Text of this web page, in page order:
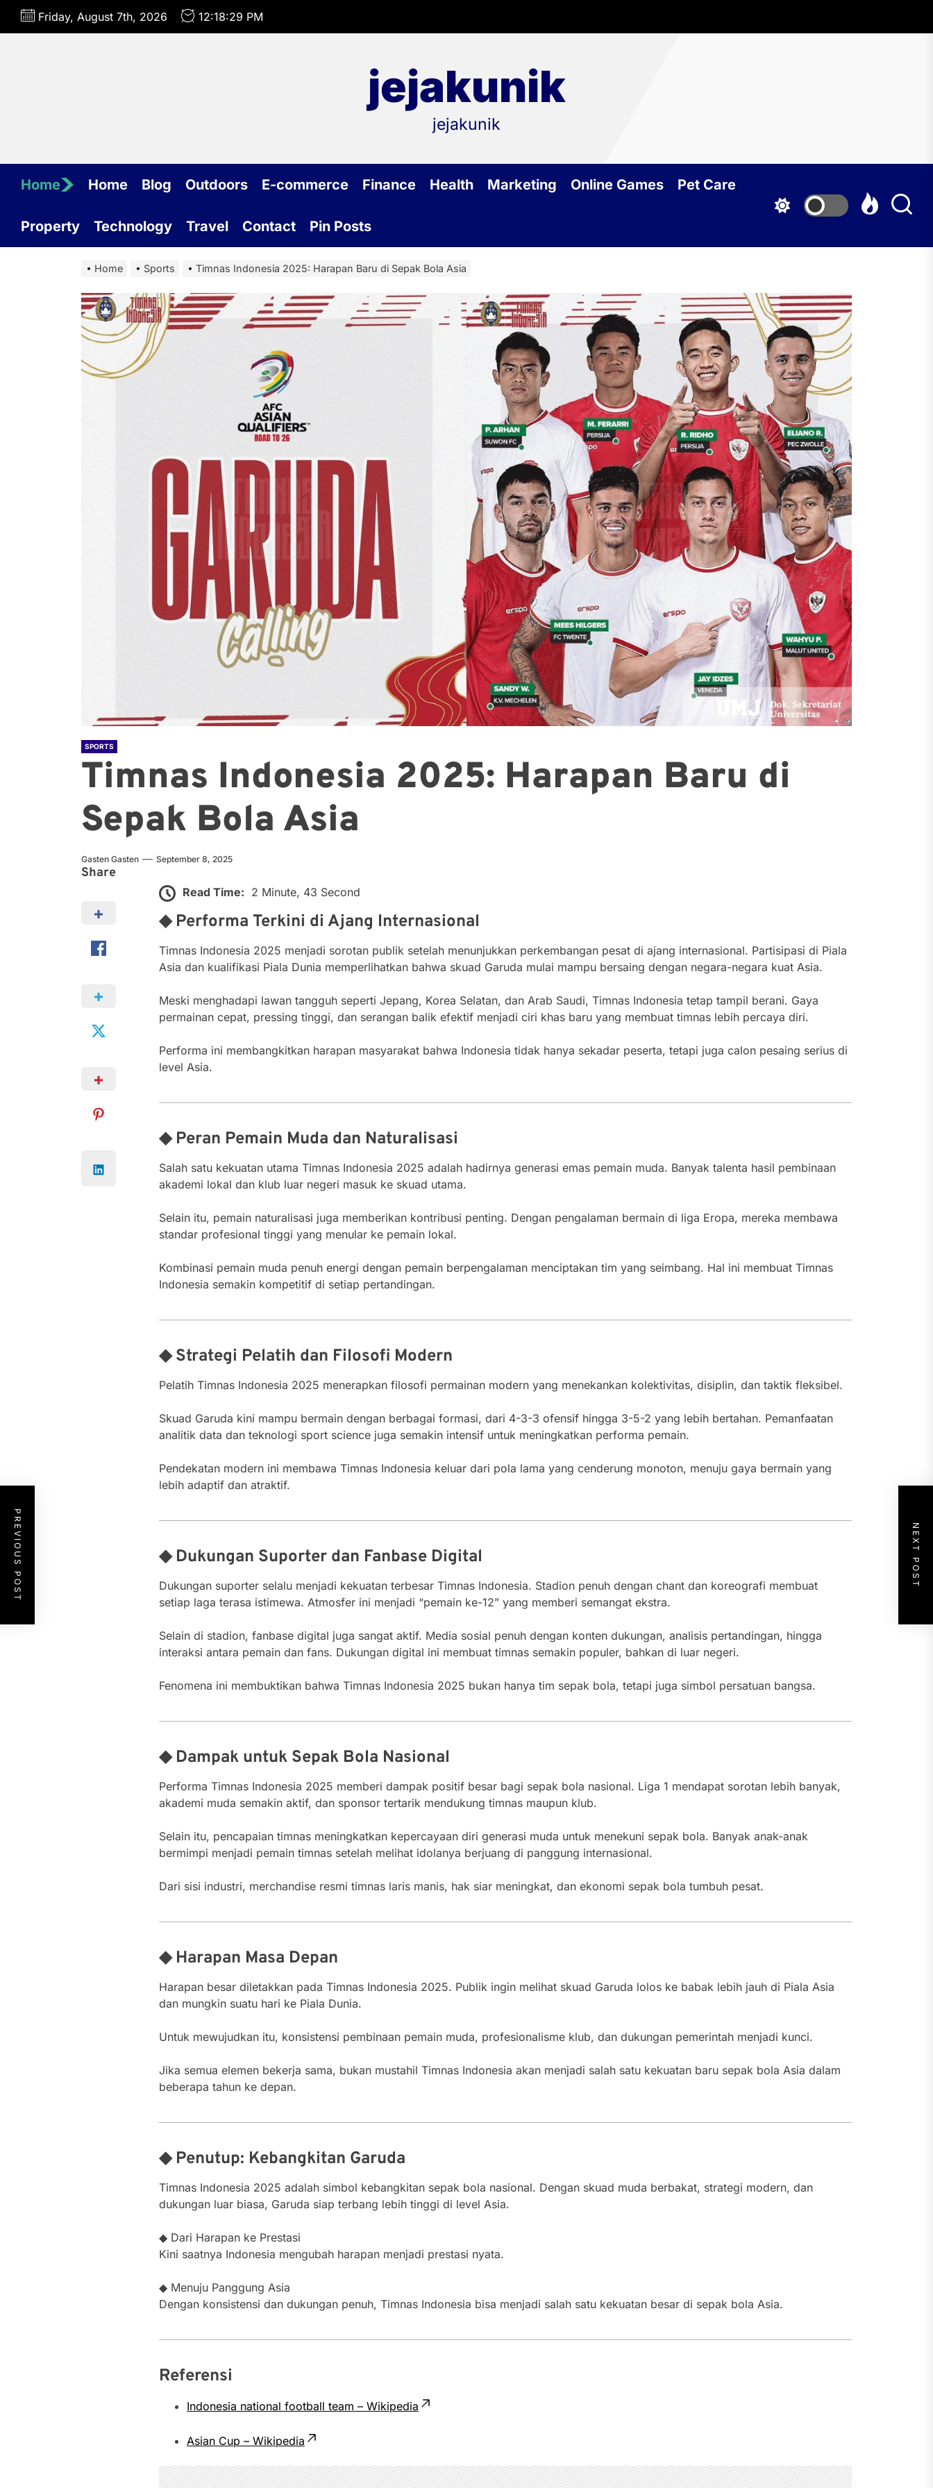
Skip
Friday, August 7th, 2026 12:18:30 PM
jejakunik
jejakunik
Home Home Blog Outdoors E-commerce Finance Health Marketing Online Games Pet Care
Property Technology Travel Contact Pin Posts
Home Sports Timnas Indonesia 2025: Harapan Baru di Sepak Bola Asia
SPORTS
Timnas Indonesia 2025: Harapan Baru di
Sepak Bola Asia
Gasten Gasten September 8, 2025
Share
Read Time: 2 Minute, 43 Second
◆ Performa Terkini di Ajang Internasional
Timnas Indonesia 2025 menjadi sorotan publik setelah menunjukkan perkembangan pesat di ajang internasional. Partisipasi di Piala
Asia dan kualifikasi Piala Dunia memperlihatkan bahwa skuad Garuda mulai mampu bersaing dengan negara-negara kuat Asia.
Meski menghadapi lawan tangguh seperti Jepang, Korea Selatan, dan Arab Saudi, Timnas Indonesia tetap tampil berani. Gaya
permainan cepat, pressing tinggi, dan serangan balik efektif menjadi ciri khas baru yang membuat timnas lebih percaya diri.
Performa ini membangkitkan harapan masyarakat bahwa Indonesia tidak hanya sekadar peserta, tetapi juga calon pesaing serius di
level Asia.
◆ Peran Pemain Muda dan Naturalisasi
Salah satu kekuatan utama Timnas Indonesia 2025 adalah hadirnya generasi emas pemain muda. Banyak talenta hasil pembinaan
akademi lokal dan klub luar negeri masuk ke skuad utama.
Selain itu, pemain naturalisasi juga memberikan kontribusi penting. Dengan pengalaman bermain di liga Eropa, mereka membawa
standar profesional tinggi yang menular ke pemain lokal.
Kombinasi pemain muda penuh energi dengan pemain berpengalaman menciptakan tim yang seimbang. Hal ini membuat Timnas
Indonesia semakin kompetitif di setiap pertandingan.
◆ Strategi Pelatih dan Filosofi Modern
Pelatih Timnas Indonesia 2025 menerapkan filosofi permainan modern yang menekankan kolektivitas, disiplin, dan taktik fleksibel.
Skuad Garuda kini mampu bermain dengan berbagai formasi, dari 4-3-3 ofensif hingga 3-5-2 yang lebih bertahan. Pemanfaatan
analitik data dan teknologi sport science juga semakin intensif untuk meningkatkan performa pemain.
Pendekatan modern ini membawa Timnas Indonesia keluar dari pola lama yang cenderung monoton, menuju gaya bermain yang
lebih adaptif dan atraktif.
◆ Dukungan Suporter dan Fanbase Digital
Dukungan suporter selalu menjadi kekuatan terbesar Timnas Indonesia. Stadion penuh dengan chant dan koreografi membuat
setiap laga terasa istimewa. Atmosfer ini menjadi “pemain ke-12” yang memberi semangat ekstra.
Selain di stadion, fanbase digital juga sangat aktif. Media sosial penuh dengan konten dukungan, analisis pertandingan, hingga
interaksi antara pemain dan fans. Dukungan digital ini membuat timnas semakin populer, bahkan di luar negeri.
Fenomena ini membuktikan bahwa Timnas Indonesia 2025 bukan hanya tim sepak bola, tetapi juga simbol persatuan bangsa.
◆ Dampak untuk Sepak Bola Nasional
Performa Timnas Indonesia 2025 memberi dampak positif besar bagi sepak bola nasional. Liga 1 mendapat sorotan lebih banyak,
akademi muda semakin aktif, dan sponsor tertarik mendukung timnas maupun klub.
Selain itu, pencapaian timnas meningkatkan kepercayaan diri generasi muda untuk menekuni sepak bola. Banyak anak-anak
bermimpi menjadi pemain timnas setelah melihat idolanya berjuang di panggung internasional.
Dari sisi industri, merchandise resmi timnas laris manis, hak siar meningkat, dan ekonomi sepak bola tumbuh pesat.
◆ Harapan Masa Depan
Harapan besar diletakkan pada Timnas Indonesia 2025. Publik ingin melihat skuad Garuda lolos ke babak lebih jauh di Piala Asia
dan mungkin suatu hari ke Piala Dunia.
Untuk mewujudkan itu, konsistensi pembinaan pemain muda, profesionalisme klub, dan dukungan pemerintah menjadi kunci.
Jika semua elemen bekerja sama, bukan mustahil Timnas Indonesia akan menjadi salah satu kekuatan baru sepak bola Asia dalam
beberapa tahun ke depan.
◆ Penutup: Kebangkitan Garuda
Timnas Indonesia 2025 adalah simbol kebangkitan sepak bola nasional. Dengan skuad muda berbakat, strategi modern, dan
dukungan luar biasa, Garuda siap terbang lebih tinggi di level Asia.
◆ Dari Harapan ke Prestasi
Kini saatnya Indonesia mengubah harapan menjadi prestasi nyata.
◆ Menuju Panggung Asia
Dengan konsistensi dan dukungan penuh, Timnas Indonesia bisa menjadi salah satu kekuatan besar di sepak bola Asia.
Referensi
Indonesia national football team – Wikipedia
Asian Cup – Wikipedia
PREVIOUS POST NEXT POST